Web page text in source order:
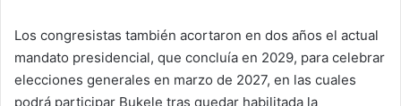
Los congresistas también acortaron en dos años el actual
mandato presidencial, que concluía en 2029, para celebrar
elecciones generales en marzo de 2027, en las cuales
podrá participar Bukele tras quedar habilitada la